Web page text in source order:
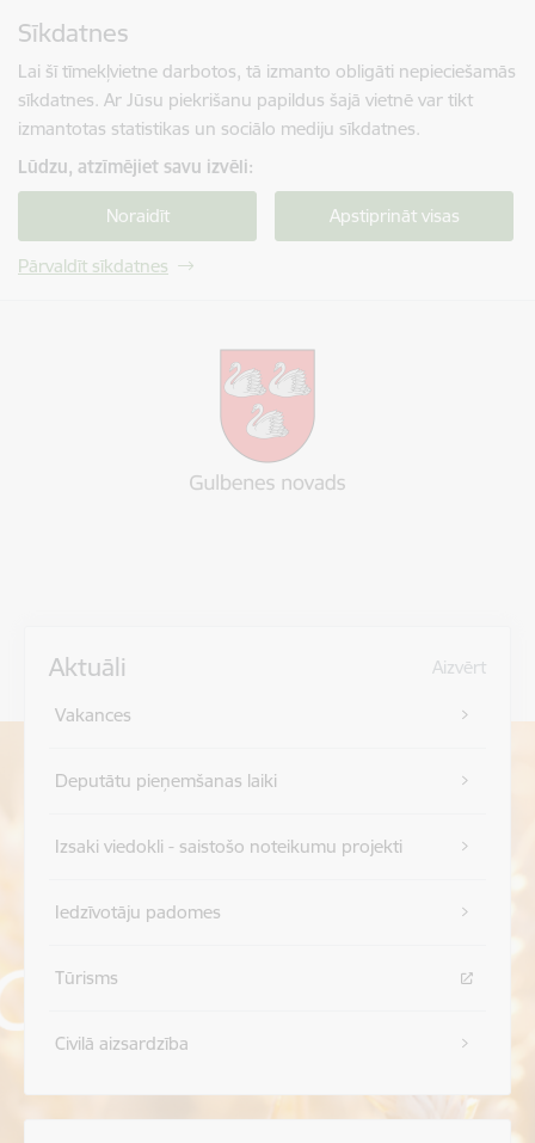
Sīkdatnes
Lai šī tīmekļvietne darbotos, tā izmanto obligāti nepieciešamās
sīkdatnes. Ar Jūsu piekrišanu papildus šajā vietnē var tikt
izmantotas statistikas un sociālo mediju sīkdatnes.
Lūdzu, atzīmējiet savu izvēli:
Noraidīt Apstiprināt visas
Pārvaldīt sīkdatnes
Aktuāli Aizvērt
Vakances
Deputātu pieņemšanas laiki
Izsaki viedokli - saistošo noteikumu projekti
Iedzīvotāju padomes
Tūrisms
Civilā aizsardzība